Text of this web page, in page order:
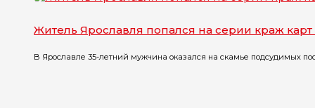
Житель Ярославля попался на серии краж карт
В Ярославле 35-летний мужчина оказался на скамье подсудимых